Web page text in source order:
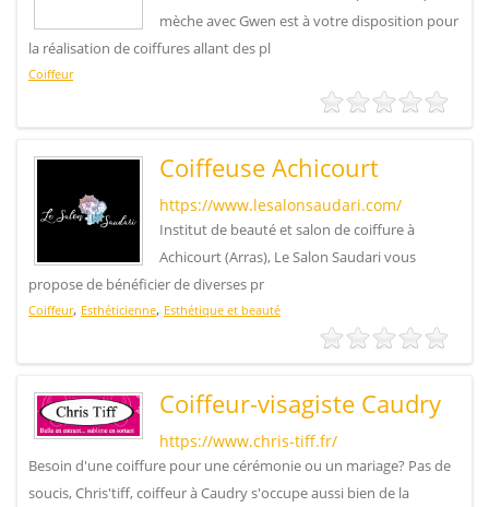
mèche avec Gwen est à votre disposition pour
la réalisation de coiffures allant des pl
Coiffeur
Coiffeuse Achicourt
https://www.lesalonsaudari.com/
Institut de beauté et salon de coiffure à
Achicourt (Arras), Le Salon Saudari vous
propose de bénéficier de diverses pr
Coiffeur, Esthéticienne, Esthétique et beauté
Coiffeur-visagiste Caudry
https://www.chris-tiff.fr/
Besoin d'une coiffure pour une cérémonie ou un mariage? Pas de
soucis, Chris'tiff, coiffeur à Caudry s'occupe aussi bien de la